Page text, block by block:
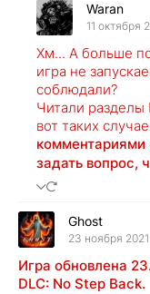
Waran
11 октября
Хм... А больше
игра не
соблюдали?
Читали разделы
вот таких
комментариями
задать вопрос,
Ghost
23 ноября
Игра обновлена
DLC: No Step Back.